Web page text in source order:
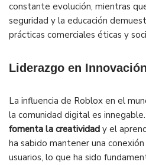
constante evolución, mientras
seguridad y la educación
prácticas comerciales éticas y
Liderazgo en
La influencia de Roblox en el
la comunidad digital es innegable.
fomenta la creatividad y el
ha sabido mantener una
usuarios, lo que ha sido